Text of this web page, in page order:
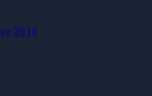
2018